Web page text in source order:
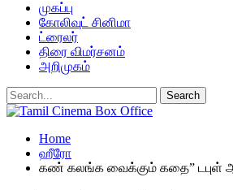
முகப்பு
கோலிவுட் சினிமா
ட்ரைலர்
திரை விமர்சனம்
அறிமுகம்
Home
ஹீரோ
கண் கலங்க வைக்கும் கதை” டபுள்